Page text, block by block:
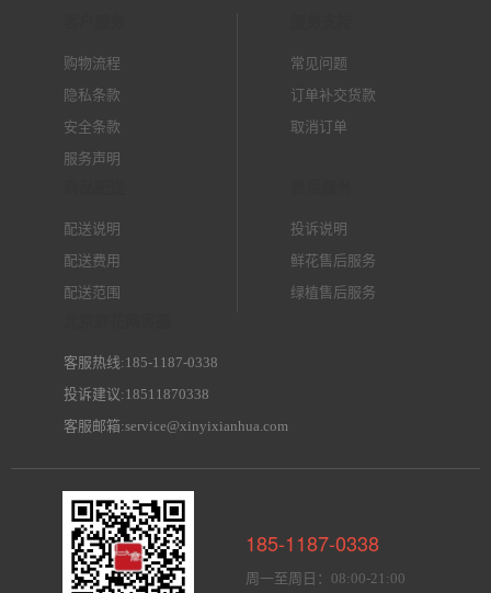
购物流程
隐私条款
安全条款
服务声明
常见问题
订单补交货款
取消订单
配送说明
配送费用
配送范围
投诉说明
鲜花售后服务
绿植售后服务
客服热线:185-1187-0338
投诉建议:18511870338
客服邮箱:service@xinyixianhua.com
185-1187-0338
周一至周日：08:00-21:00